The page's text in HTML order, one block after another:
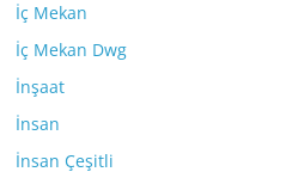
İç Mekan
İç Mekan Dwg
İnşaat
İnsan
İnsan Çeşitli